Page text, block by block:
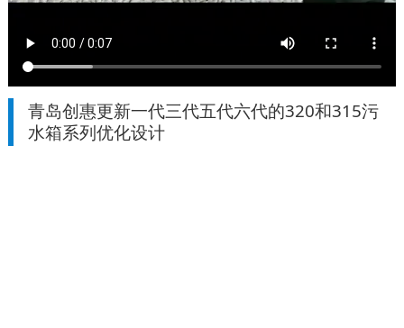
青岛创惠更新一代三代五代六代的320和315污
水箱系列优化设计